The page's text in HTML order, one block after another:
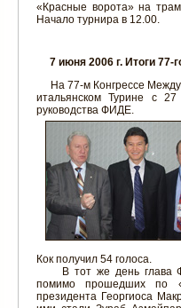
«Красные ворота» на
Начало турнира в 12.00.
7 июня 2006 г. Итоги 77-
На 77-м Конгрессе
итальянском Турине с
руководства ФИДЕ.
Кок получил 54 голоса.
В тот же день глава
помимо прошедших по
президента Георгиоса